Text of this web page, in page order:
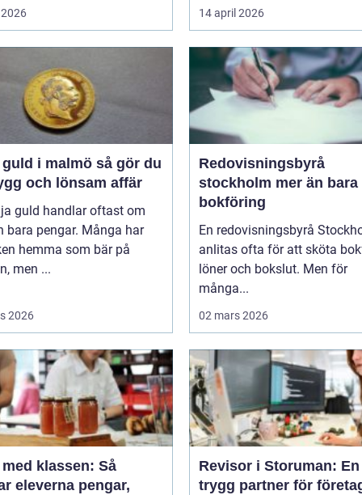
14 april 2026
i malmö så gör du
och lönsam affär
guld handlar oftast om
bara pengar. Många har
hemma som bär på
men ...
2026
Redovisningsbyrå
stockholm mer än bara
bokföring
En redovisningsbyrå
anlitas ofta för att sköta
löner och bokslut. Men för
många...
02 mars 2026
klassen: Så
eleverna pengar,
Revisor i Storuman: En
trygg partner för